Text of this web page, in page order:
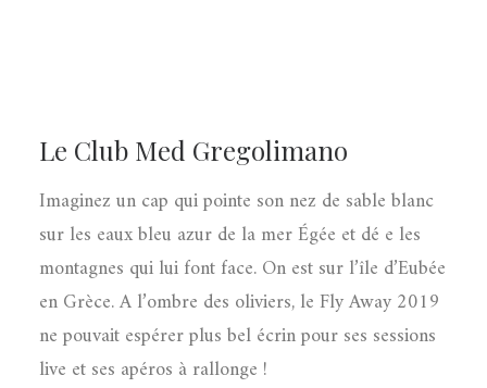
Le Club Med Gregolimano
Imaginez un cap qui pointe son nez de sable blanc
sur les eaux bleu azur de la mer Égée et dé e les
montagnes qui lui font face. On est sur l’île d’Eubée
en Grèce. A l’ombre des oliviers, le Fly Away 2019
ne pouvait espérer plus bel écrin pour ses sessions
live et ses apéros à rallonge !